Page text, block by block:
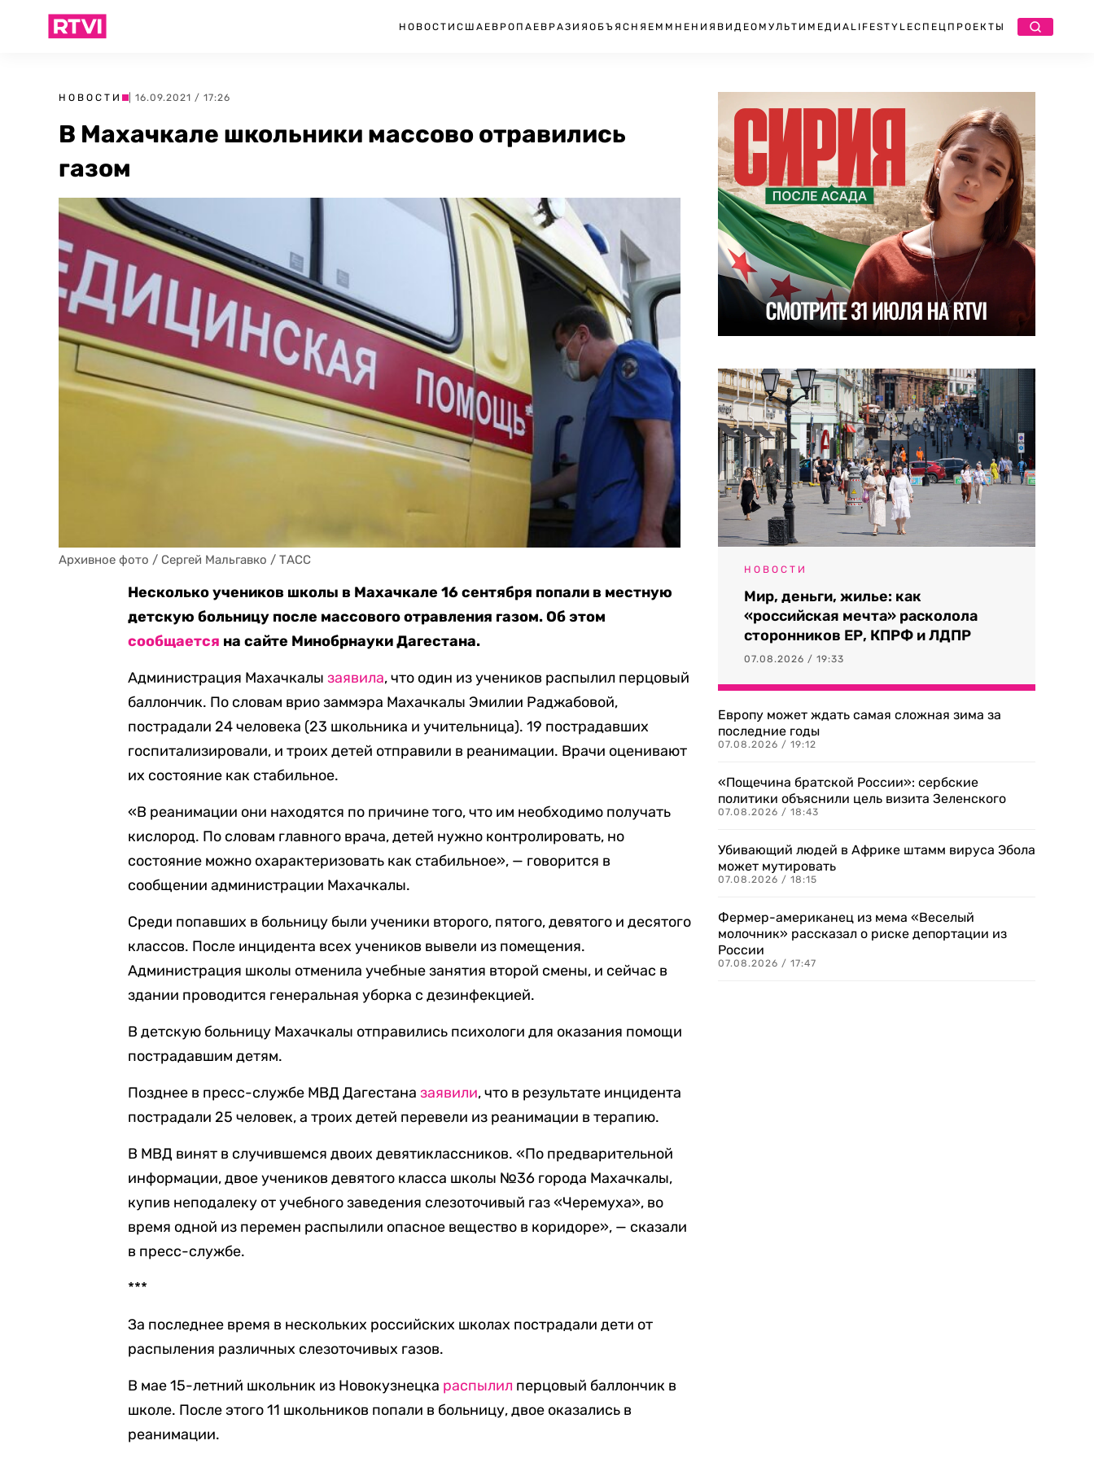
НОВОСТИ США ЕВРОПА ЕВРАЗИЯ ОБЪЯСНЯЕМ МНЕНИЯ ВИДЕО МУЛЬТИМЕДИА LIFESTYLEСПЕЦПРОЕКТЫ
НОВОСТИ | 16.09.2021 / 17:26
В Махачкале школьники массово отравились
газом
Архивное фото / Сергей Мальгавко / ТАСС
Несколько учеников школы в Махачкале 16 сентября попали в местную
детскую больницу после массового отравления газом. Об этом
сообщается на сайте Минобрнауки Дагестана.
Администрация Махачкалызаявила, что один из учеников распылил перцовый
баллончик. По словам врио заммэра Махачкалы Эмилии Раджабовой,
пострадали 24 человека (23 школьника и учительница). 19 пострадавших
госпитализировали, и троих детей отправили в реанимации. Врачи оценивают
их состояние как стабильное.
«В реанимации они находятся по причине того, что им необходимо получать
кислород. По словам главного врача, детей нужно контролировать, но
состояние можно охарактеризовать как стабильное», — говорится в
сообщении администрации Махачкалы.
Среди попавших в больницу были ученики второго, пятого, девятого и десятого
классов. После инцидента всех учеников вывели из помещения.
Администрация школы отменила учебные занятия второй смены, и сейчас в
здании проводится генеральная уборка с дезинфекцией.
В детскую больницу Махачкалы отправились психологи для оказания помощи
пострадавшим детям.
Позднее в пресс-службе МВД Дагестаназаявили, что в результате инцидента
пострадали 25 человек, а троих детей перевели из реанимации в терапию.
В МВД винят в случившемся двоих девятиклассников. «По предварительной
информации, двое учеников девятого класса школы №36 города Махачкалы,
купив неподалеку от учебного заведения слезоточивый газ «Черемуха», во
время одной из перемен распылили опасное вещество в коридоре», — сказали
в пресс-службе.
***
За последнее время в нескольких российских школах пострадали дети от
распыления различных слезоточивых газов.
В мае 15-летний школьник из Новокузнецка распылил перцовый баллончик в
школе. После этого 11 школьников попали в больницу, двое оказались в
реанимации.
НОВОСТИ
Мир, деньги, жилье: как
«российская мечта» расколола
сторонников ЕР, КПРФ и ЛДПР
07.08.2026 / 19:33
Европу может ждать самая сложная зима за
последние годы
07.08.2026 / 19:12
«Пощечина братской России»: сербские
политики объяснили цель визита Зеленского
07.08.2026 / 18:43
Убивающий людей в Африке штамм вируса Эбола
может мутировать
07.08.2026 / 18:15
Фермер-американец из мема «Веселый
молочник» рассказал о риске депортации из
России
07.08.2026 / 17:47